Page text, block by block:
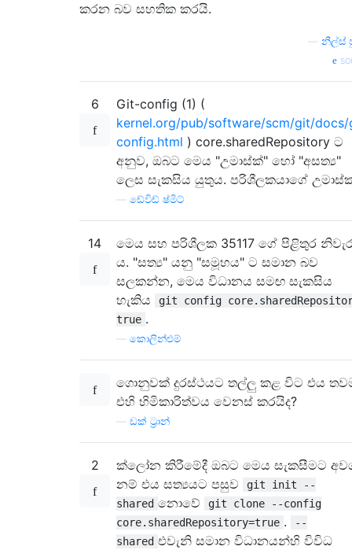
කරන බව සහතික කරයි.
නීල්ස්
6
Git-config (1) (
kernel.org/pub/software/scm/git/
config.html ) core.sharedRepository ට
අනුව, ඔබට මෙය "උමාස්ක්" හෝ "අසත්‍ය"
ලෙස සැකසිය යුතුය. පරිශීලකයාගේ
ඩේවිඩ් ෂ්මිට්
14
මෙය සහ පරිශීලක 35117 ගේ පිළිතුර
ය. "සත්‍ය" යනු "සමූහය" ට සමාන බව
සලකන්න, මෙය විධානය සමඟ සැකසිය
හැකිය
git config
true .
කොලින්එම්
ගොනුවක් දුරස්ථයට තල්ලු කළ විට එය
එහි හිමිකාරිත්වය වෙනස් කරයිද?
ඩක් ට්‍රාන්
2
ක්ලෝන කිරීමේදී ඔබට මෙය සැකසීමට
නම් එය සත්‍යයට පසුව
git init --
shared නොවේ
git clone --config
core.sharedRepository=true .
--
shared එවැනි සමාන විධානයන්හි විවිධ